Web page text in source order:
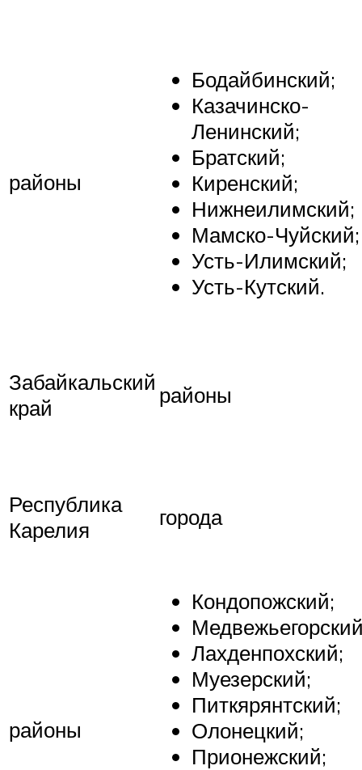
районы
Бодайбинский;
Казачинско-
Ленинский;
Братский;
Киренский;
Нижнеилимский;
Мамско-Чуйский;
Усть-Илимский;
Усть-Кутский.
Забайкальский
край
районы
Республика
Карелия
города
районы
Кондопожский;
Лахденпохский;
Муезерский;
Питкярянтский;
Олонецкий;
Прионежский;